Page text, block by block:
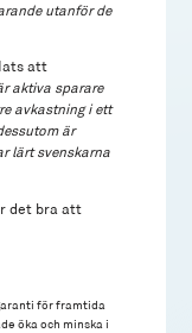
utanför de
att
aktiva sparare
avkastning i ett
är
lärt svenskarna
det bra att
för framtida
öka och minska i